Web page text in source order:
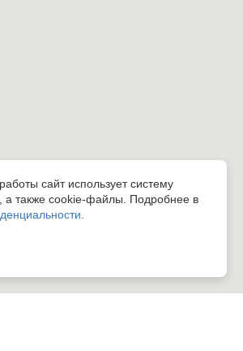
сайт использует систему
а также cookie-файлы. Подробнее в